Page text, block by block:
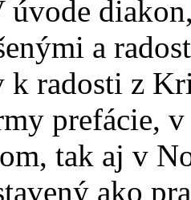
úvode
a
k radosti z
prefácie,
tak aj v
ako